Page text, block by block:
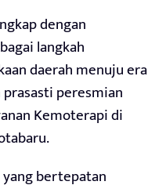
dengan
langkah
daerah menuju era
peresmian
Kemoterapi di
bertepatan